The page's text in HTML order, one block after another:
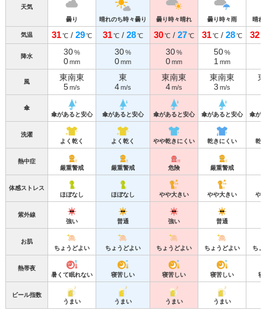
天気
曇り
晴れのち時々曇り 曇り時々晴れ 曇り時々雨 晴れ
気温 31℃/ 29℃ 31℃/ 28℃ 30℃/ 27℃ 31℃/ 28℃ 32
降水 30%
0mm
30%
0mm
30%
0mm
50%
1 mm
風
東南東
5m/s
東
4m/s
東南東
4m/s
東南東
3 m/s
傘
傘があると安心
傘があると安心 傘があると安心 傘があると安心 傘が
洗濯
よく乾く
よく乾く やや乾きにくい 乾きにくい 乾
熱中症
厳重警戒
厳重警戒 危険 厳重警戒
体感ストレス
ほぼなし
ほぼなし やや大きい やや大きい や
紫外線
強い
普通 強い 普通
お肌
ちょうどよい
ちょうどよい ちょうどよい ちょうどよい ちょ
熱帯夜
暑くて眠れない
寝苦しい 寝苦しい 寝苦しい 寝
ビール指数
うまい
うまい うまい うまい